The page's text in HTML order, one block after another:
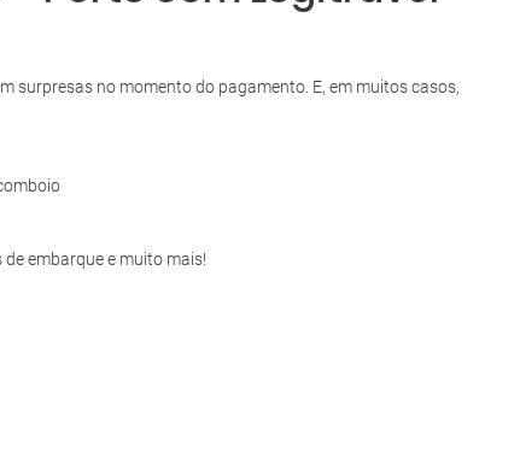
surpresas no momento do pagamento. E, em muitos casos,
embarque e muito mais!